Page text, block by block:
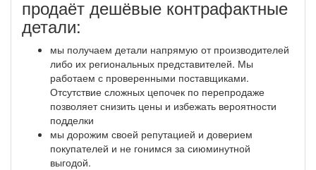
продаёт дешёвые контрафактные
детали:
мы получаем детали напрямую от производителей
либо их региональных представителей. Мы
работаем с проверенными поставщиками.
Отсутствие сложных цепочек по перепродаже
позволяет снизить цены и избежать вероятности
подделки
мы дорожим своей репутацией и доверием
покупателей и не гонимся за сиюминутной
выгодой.